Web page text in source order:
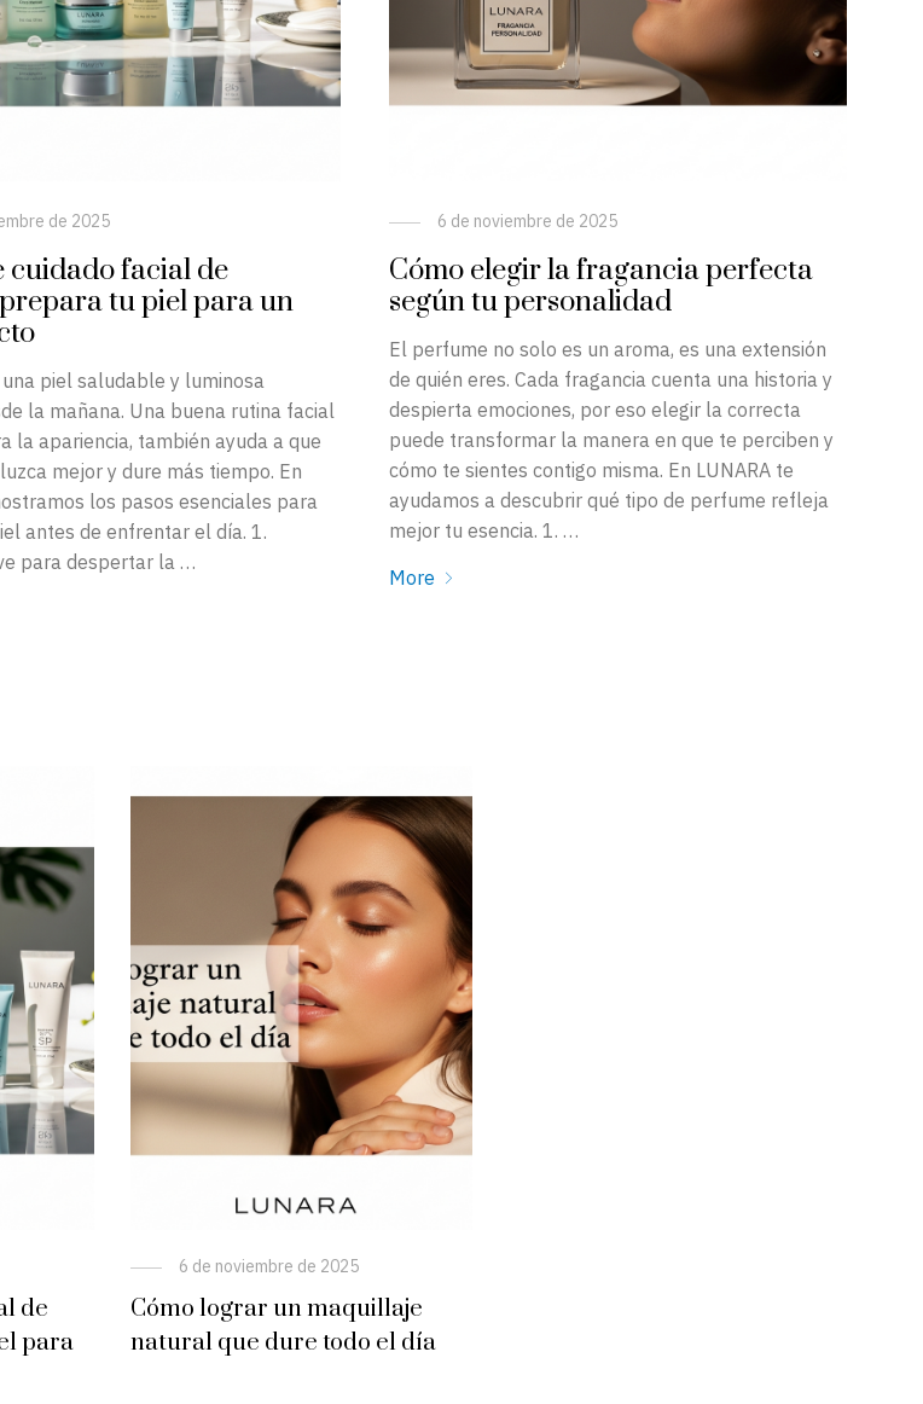
de 2025
cuidado facial de
tu piel para un
piel saludable y luminosa
la mañana. Una buena rutina facial
la apariencia, también ayuda a que
mejor y dure más tiempo. En
los pasos esenciales para
antes de enfrentar el día. 1.
para despertar la …
6 de noviembre de 2025
Cómo elegir la fragancia perfecta
según tu personalidad
El perfume no solo es un aroma, es una extensión
de quién eres. Cada fragancia cuenta una historia y
despierta emociones, por eso elegir la correcta
puede transformar la manera en que te perciben y
cómo te sientes contigo misma. En LUNARA te
ayudamos a descubrir qué tipo de perfume refleja
mejor tu esencia. 1. …
More
de
para
6 de noviembre de 2025
Cómo lograr un maquillaje
natural que dure todo el día